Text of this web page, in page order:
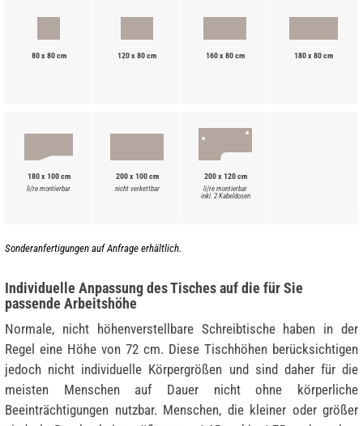
80 x 80 cm 120 x 80 cm 160 x 80 cm 180 x 80 cm
180 x 100 cm
li/re montierbar
200 x 100 cm
nicht verkettbar
200 x 120 cm
li/re montierbar
inkl. 2 Kabeldosen
Sonderanfertigungen auf Anfrage erhältlich.
Individuelle Anpassung des Tisches auf die für Sie
passende Arbeitshöhe
Normale, nicht höhenverstellbare Schreibtische haben in der
Regel eine Höhe von 72 cm. Diese Tischhöhen berücksichtigen
jedoch nicht individuelle Körpergrößen und sind daher für die
meisten Menschen auf Dauer nicht ohne körperliche
Beeinträchtigungen nutzbar. Menschen, die kleiner oder größer